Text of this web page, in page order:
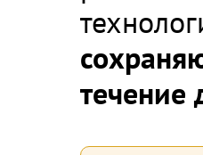
течение